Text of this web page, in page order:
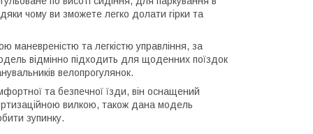
чому ви зможете легко долати гірки та
маневреністю та легкістю управління, за
відмінно підходить для щоденних поїздок
велопрогулянок.
та безпечної їзди, він оснащений
вилкою, також дана модель
зупинку.